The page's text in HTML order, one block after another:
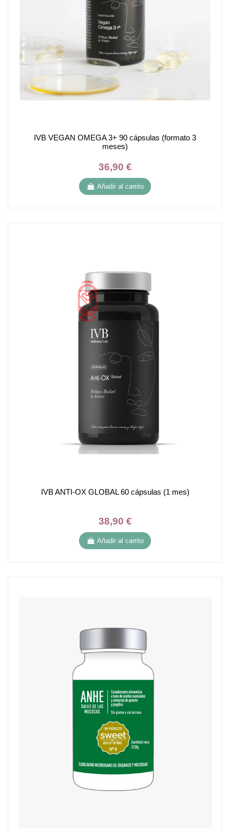
IVB VEGAN OMEGA 3+ 90 cápsulas (formato 3
meses)
36,90 €
Añadir al carrito
IVB ANTI-OX GLOBAL 60 cápsulas (1 mes)
38,90 €
Añadir al carrito